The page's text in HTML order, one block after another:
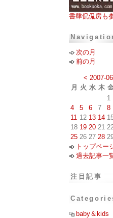
書肆侃侃房も
次の月
前の月
< 2007-06
月
火 水 木
1
4
5 6 7 8
11 12 13 14
18 19 20 21
25 26 27 28
トップペー
過去記事一
注目記事
baby＆kids